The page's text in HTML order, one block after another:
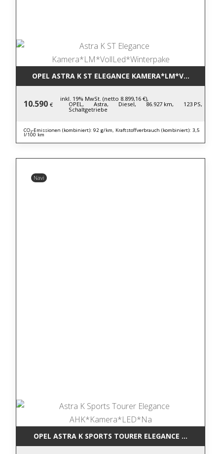
OPEL ASTRA K ST ELEGANCE
10.590 €
inkl. 19% MwSt. (netto 8.899,16 €),
OPEL, Astra, Diesel, 86.927 km, 123 PS,
Schaltgetriebe
CO₂-Emissionen (kombiniert): 92 g/km, Kraftstoffverbrauch (kombiniert): 3,5
l/100 km
Navi
OPEL ASTRA K SPORTS TOURER ELEGANCE